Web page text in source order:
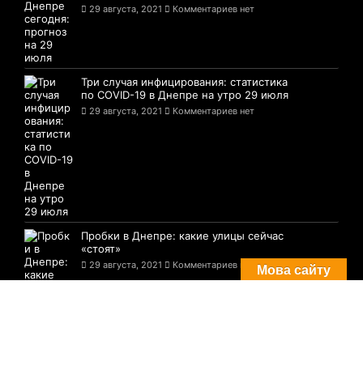
29 августа, 2021 Комментариев нет
Три случая инфицирования: статистика
по COVID-19 в Днепре на утро 29 июля
29 августа, 2021 Комментариев нет
Пробки в Днепре: какие улицы сейчас
«стоят»
29 августа, 2021 Комментариев нет Мова сайту